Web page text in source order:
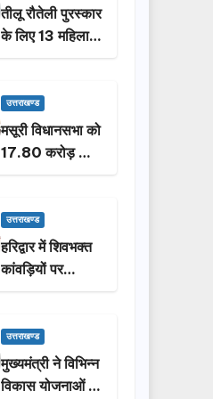
तीलू रौतेली पुरस्कार
के लिए 13 महिलाओं
का चयन, 35
कार्यकर्तियां भी होंगी
सम्मानित…
उत्तराखण्ड
मसूरी विधानसभा को
17.80 करोड़ की
विकास योजनाओं की
ने किया लोकार्पण-
शिलान्यास.
उत्तराखण्ड
हरिद्वार में शिवभक्त
कांवड़ियों पर
पुष्पवर्षा, मुख्यमंत्री
प्रक्षालन…
उत्तराखण्ड
मुख्यमंत्री ने विभिन्न
विकास योजनाओं के